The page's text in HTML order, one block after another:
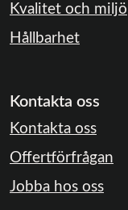
Kvalitet och miljö
Hållbarhet
Kontakta oss
Kontakta oss
Offertförfrågan
Jobba hos oss